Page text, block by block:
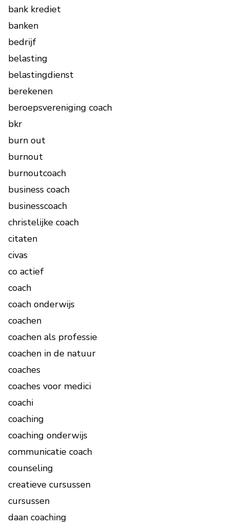
bank krediet
banken
bedrijf
belasting
belastingdienst
berekenen
beroepsvereniging coach
bkr
burn out
burnout
burnoutcoach
business coach
businesscoach
christelijke coach
citaten
civas
co actief
coach
coach onderwijs
coachen
coachen als professie
coachen in de natuur
coaches
coaches voor medici
coachi
coaching
coaching onderwijs
communicatie coach
counseling
creatieve cursussen
cursussen
daan coaching